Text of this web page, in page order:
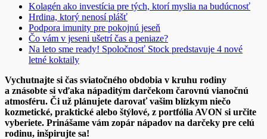
Kolagén ako investícia pre tých, ktorí myslia na budúcnosť
Hrdina, ktorý nenosí plášť
Podpora imunity pre pokojnú jeseň
Čo vám v jeseni ušetrí čas a peniaze?
Na leto sme ready! Spoločnosť Stock predstavuje 4 nové
letné koktaily
Vychutnajte si čas sviatočného obdobia v kruhu rodiny
a znásobte si vďaka nápaditým darčekom čarovnú vianočnú
atmosféru. Či už plánujete darovať vašim blízkym niečo
kozmetické, praktické alebo štýlové, z portfólia AVON si určite
vyberiete. Prinášame vám zopár nápadov na darčeky pre celú
rodinu, inšpirujte sa!